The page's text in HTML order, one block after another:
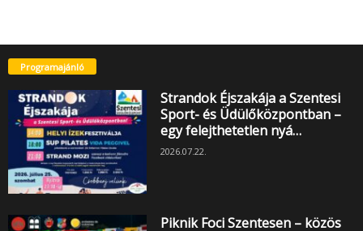
Programajánló
Strandok Éjszakája a Szentesi
Sport- és Üdülőközpontban –
egy felejthetetlen nyá…
2026.07.22.
Piknik Foci Szentesen – közös